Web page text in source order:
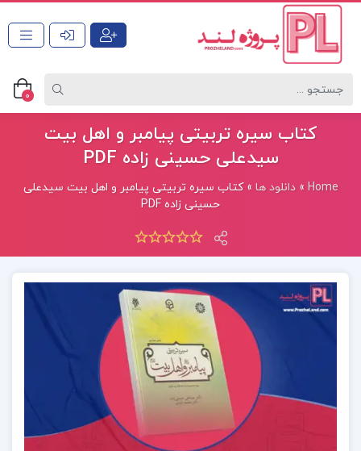
0
کتاب سیره تربیتی پیامبر و اهل بیت
سیدعلی حسینی زاده PDF
Home
»دانلود ها »کتاب سیره تربیتی پیامبر و اهل بیت سیدعلی
حسینی زاده PDF